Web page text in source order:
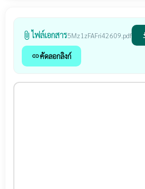
attach_file ไฟล์เอกสาร5Mz1zFAFri42609.pdf
linkคัดลอกลิงก์